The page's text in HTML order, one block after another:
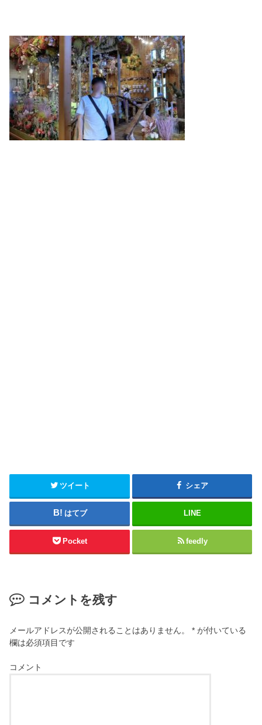
ツイート シェア
はてブ LINE
Pocket feedly
コメントを残す
メールアドレスが公開されることはありません。 * が付いている
欄は必須項目です
コメント